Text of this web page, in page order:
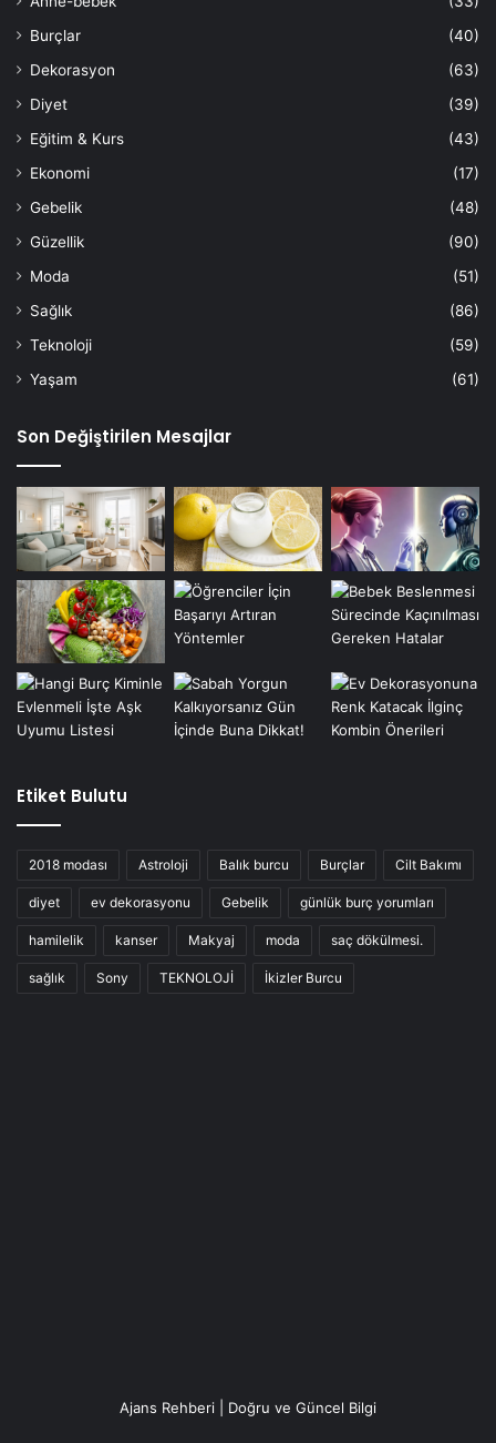
Burçlar
(40)
Dekorasyon
(63)
Diyet
(39)
Eğitim & Kurs
(43)
Ekonomi
(17)
Gebelik
(48)
Güzellik
(90)
Moda
(51)
Sağlık
(86)
Teknoloji
(59)
Yaşam
(61)
Son Değiştirilen Mesajlar
Etiket Bulutu
2018 modası Astroloji Balık burcu Burçlar Cilt Bakımı
diyet ev dekorasyonu Gebelik günlük burç yorumları
hamilelik kanser Makyaj moda saç dökülmesi.
sağlık Sony TEKNOLOJİ İkizler Burcu
Ajans Rehberi | Doğru ve Güncel Bilgi